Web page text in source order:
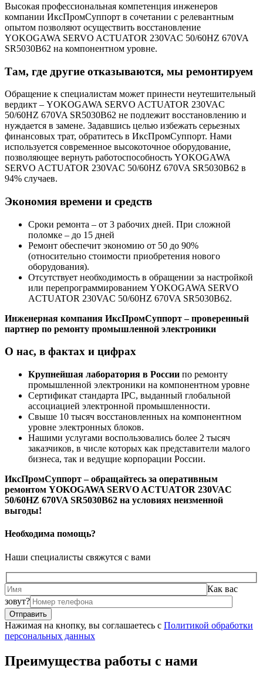
Высокая профессиональная компетенция инженеров
компании ИксПромСуппорт в сочетании с релевантным
опытом позволяют осуществить восстановление
YOKOGAWA SERVO ACTUATOR 230VAC 50/60HZ 670VA
SR5030B62 на компонентном уровне.
Там, где другие отказываются, мы ремонтируем
Обращение к специалистам может принести неутешительный
вердикт – YOKOGAWA SERVO ACTUATOR 230VAC
50/60HZ 670VA SR5030B62 не подлежит восстановлению и
нуждается в замене. Задавшись целью избежать серьезных
финансовых трат, обратитесь в ИксПромСуппорт. Нами
используется современное высокоточное оборудование,
позволяющее вернуть работоспособность YOKOGAWA
SERVO ACTUATOR 230VAC 50/60HZ 670VA SR5030B62 в
94% случаев.
Экономия времени и средств
Сроки ремонта – от 3 рабочих дней. При сложной
поломке – до 15 дней
Ремонт обеспечит экономию от 50 до 90%
(относительно стоимости приобретения нового
оборудования).
Отсутствует необходимость в обращении за настройкой
или перепрограммированием YOKOGAWA SERVO
ACTUATOR 230VAC 50/60HZ 670VA SR5030B62.
Инженерная компания ИксПромСуппорт – проверенный
партнер по ремонту промышленной электроники
О нас, в фактах и цифрах
Крупнейшая лаборатория в России по ремонту
промышленной электроники на компонентном уровне
Сертификат стандарта IPC, выданный глобальной
ассоциацией электронной промышленности.
Свыше 10 тысяч восстановленных на компонентном
уровне электронных блоков.
Нашими услугами воспользовались более 2 тысяч
заказчиков, в числе которых как представители малого
бизнеса, так и ведущие корпорации России.
ИксПромСуппорт – обращайтесь за оперативным
ремонтом YOKOGAWA SERVO ACTUATOR 230VAC
50/60HZ 670VA SR5030B62 на условиях неизменной
выгоды!
Необходима помощь?
Наши специалисты свяжутся с вами
Как вас
зовут?
Нажимая на кнопку, вы соглашаетесь с Политикой обработки
персональных данных
Преимущества работы с нами